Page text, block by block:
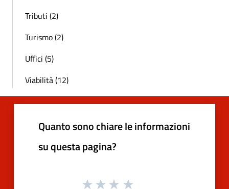
Tributi (2)
Turismo (2)
Uffici (5)
Viabilità (12)
Quanto sono chiare le informazioni
su questa pagina?